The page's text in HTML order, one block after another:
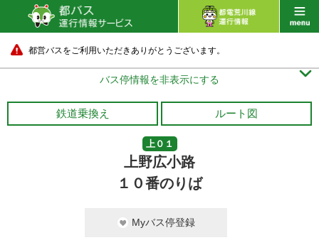
都営バスをご利用いただきありがとうございます。
バス停情報を非表示にする 
鉄道乗換え ルート図
上０１
上野広小路
１０番のりば
Myバス停登録